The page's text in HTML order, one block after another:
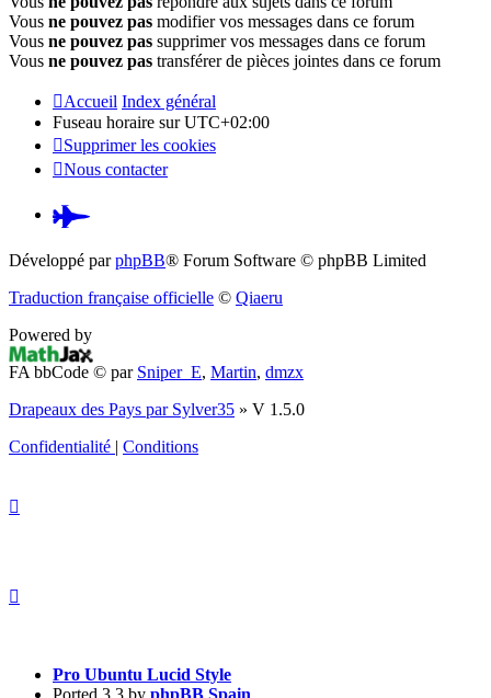
Vous ne pouvez pas modifier vos messages dans ce forum
Vous ne pouvez pas supprimer vos messages dans ce forum
Vous ne pouvez pas transférer de pièces jointes dans ce forum
Accueil Index général
Fuseau horaire surUTC+02:00
Supprimer les cookies
Nous contacter
Pardus.at
(S’ouvre
nouvel
Développé parphpBB® Forum Software © phpBB Limited
Traduction française officielle © Qiaeru
Powered by
FA bbCode © par Sniper_E, Martin, dmzx
Drapeaux des Pays par Sylver35 » V 1.5.0
Confidentialité | Conditions
Pro Ubuntu Lucid Style
Ported 3.3 by phpBB Spain